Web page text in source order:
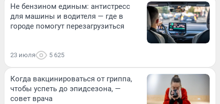
Не бензином единым: антистресс
для машины и водителя — где в
городе помогут перезагрузиться
23 июля 5 625
Когда вакцинироваться от гриппа,
чтобы успеть до эпидсезона, —
совет врача